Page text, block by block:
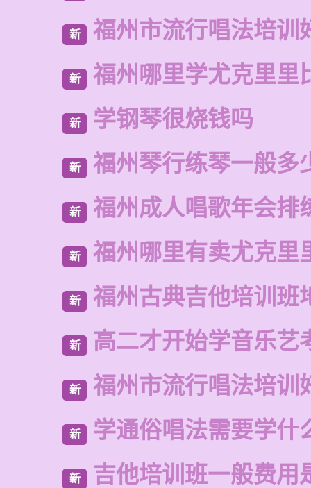
新 福州市流行唱法培训
新 福州哪里学尤克里里
新 学钢琴很烧钱吗
新 福州琴行练琴一般多
新 福州成人唱歌年会排
新 福州哪里有卖尤克里
新 福州古典吉他培训班
新 高二才开始学音乐艺
新 福州市流行唱法培训
新 学通俗唱法需要学什
新 吉他培训班一般费用